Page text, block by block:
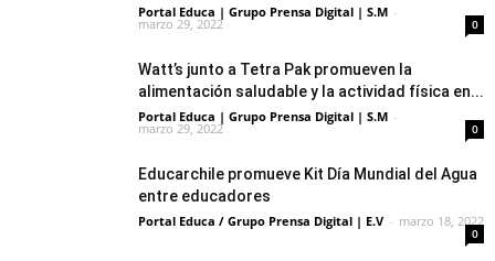
Portal Educa | Grupo Prensa Digital | S.M -
marzo 29, 2022 0
Watt’s junto a Tetra Pak promueven la
alimentación saludable y la actividad física en...
Portal Educa | Grupo Prensa Digital | S.M -
marzo 29, 2022 0
Educarchile promueve Kit Día Mundial del Agua
entre educadores
Portal Educa / Grupo Prensa Digital | E.V - marzo 18, 2022
0